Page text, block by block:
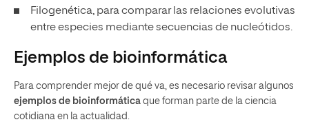
Filogenética, para comparar las relaciones evolutivas
entre especies mediante secuencias de nucleótidos.
Ejemplos de bioinformática
Para comprender mejor de qué va, es necesario revisar algunos
ejemplos de bioinformática que forman parte de la ciencia
cotidiana en la actualidad.